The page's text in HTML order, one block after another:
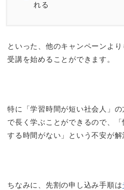
れる
といった、他のキャンペーンよ
受講を始めることができます。
特に「学習時間が短い社会人」
で長く学ぶことができるので、
する時間がない」という不安が解
ちなみに、先割の申し込み手順は